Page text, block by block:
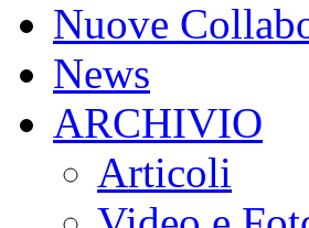
Nuove
News
ARCHIVIO
Articoli